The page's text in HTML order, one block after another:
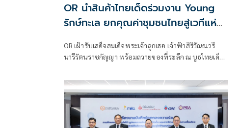
OR นำสินค้าไทยเด็ดร่วมงาน Young
รักษ์ทะเล ยกคุณค่าชุมชนไทยสู่เวทีแห่ง
แรงบันดาลใจ
OR เฝ้ารับเสด็จสมเด็จพระเจ้าลูกเธอ เจ้าฟ้าสิริวัณณวรี
นารีรัตนราชกัญญา พร้อมถวายของที่ระลึก ณ บูธไทยเด็ด
สร้างโลกทะเลใหม่ด้วยมือเรา”